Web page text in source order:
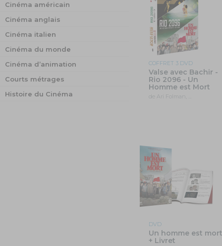
Cinéma américain
Cinéma anglais
Cinéma italien
Cinéma du monde
Cinéma d’animation
Courts métrages
Histoire du Cinéma
COFFRET 3 DVD
Valse avec Bachir -
Rio 2096 - Un
Homme est Mort
de Ari Folman, …
DVD
Un homme est mort
+ Livret